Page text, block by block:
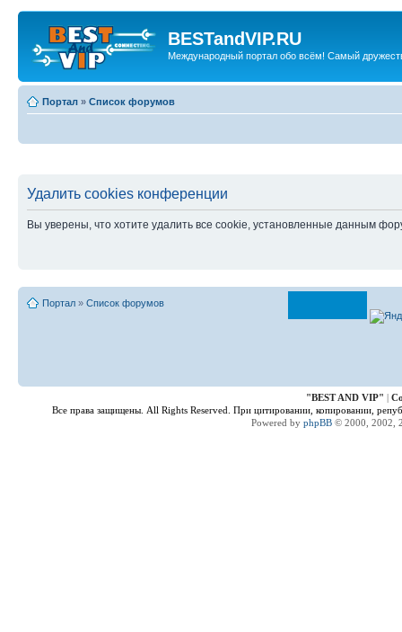
BESTandVIP.RU
Международный портал обо всём! Самый
Портал » Список форумов
Удалить cookies конференции
Вы уверены, что хотите удалить все cookie, установленные данным
Портал » Список форумов
"BEST AND VIP" |
Все права защищены. All Rights Reserved. При цитировании, копировании,
Powered by phpBB © 2000, 2002,